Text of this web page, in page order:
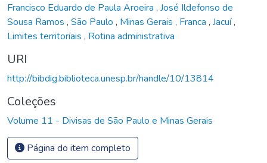
Francisco Eduardo de Paula Aroeira , José Ildefonso de
Sousa Ramos , São Paulo , Minas Gerais , Franca , Jacuí,
Limites territoriais , Rotina administrativa
URI
http://bibdig.biblioteca.unesp.br/handle/10/13814
Coleções
Volume 11 - Divisas de São Paulo e Minas Gerais
Página do item completo